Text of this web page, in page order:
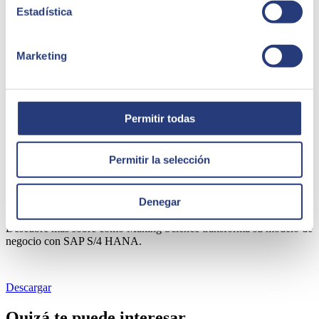
Estadística
Marketing
Permitir todas
Permitir la selección
Denegar
Caso de éxito Making Science
Descubre más sobre cómo Making Science transforma su modelo de
negocio con SAP S/4 HANA.
Descargar